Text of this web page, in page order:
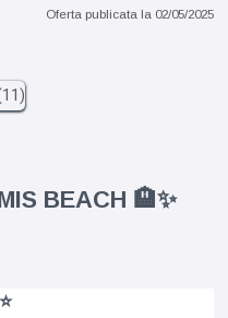
Oferta publicata la 02/05/2025
BEACH 🏨✨